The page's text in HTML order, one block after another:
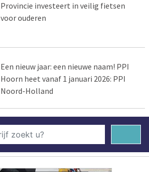
Provincie investeert in veilig fietsen
voor ouderen
Een nieuw jaar: een nieuwe naam! PPI
Hoorn heet vanaf 1 januari 2026: PPI
Noord-Holland